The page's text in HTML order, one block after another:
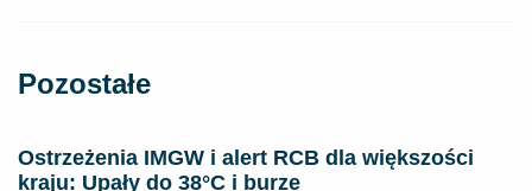
Pozostałe
Ostrzeżenia IMGW i alert RCB dla większości
kraju: Upały do 38°C i burze